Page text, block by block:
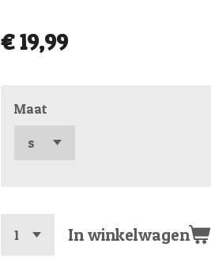
€ 19,99
Maat
In winkelwagen